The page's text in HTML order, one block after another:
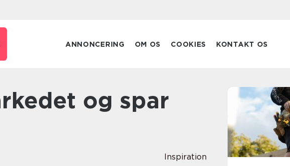
ANNONCERING OM OS COOKIES KONTAKT OS
Inspiration